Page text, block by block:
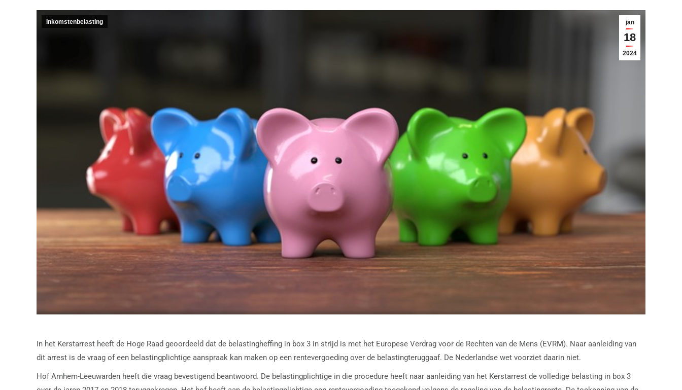
jan
18
2024
Inkomstenbelasting
In het Kerstarrest heeft de Hoge Raad geoordeeld dat de belastingheffing in box 3 in strijd is met het Europese Verdrag voor de Rechten van de Mens (EVRM). Naar aanleiding van
dit arrest is de vraag of een belastingplichtige aanspraak kan maken op een rentevergoeding over de belastingteruggaaf. De Nederlandse wet voorziet daarin niet.
Hof Arnhem-Leeuwarden heeft die vraag bevestigend beantwoord. De belastingplichtige in die procedure heeft naar aanleiding van het Kerstarrest de volledige belasting in box 3